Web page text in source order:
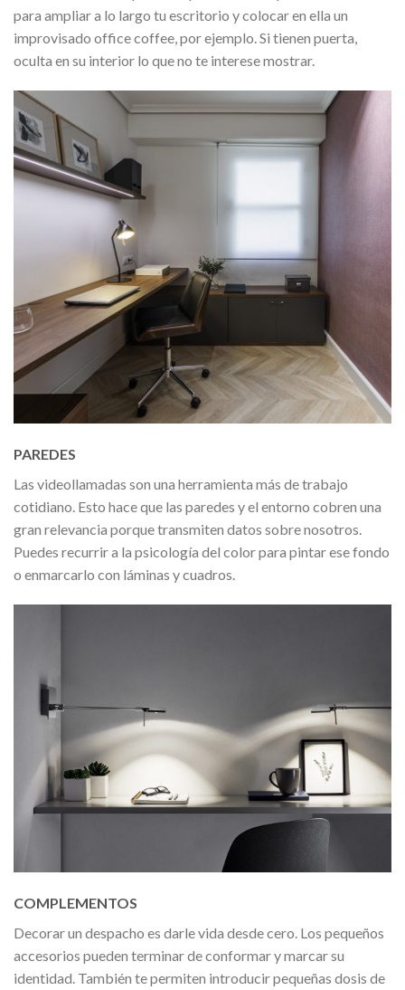
para ampliar a lo largo tu escritorio y colocar en ella un
improvisado office coffee, por ejemplo. Si tienen puerta,
oculta en su interior lo que no te interese mostrar.
PAREDES
Las videollamadas son una herramienta más de trabajo
cotidiano. Esto hace que las paredes y el entorno cobren una
gran relevancia porque transmiten datos sobre nosotros.
Puedes recurrir a la psicología del color para pintar ese fondo
o enmarcarlo con láminas y cuadros.
COMPLEMENTOS
Decorar un despacho es darle vida desde cero. Los pequeños
accesorios pueden terminar de conformar y marcar su
identidad. También te permiten introducir pequeñas dosis de